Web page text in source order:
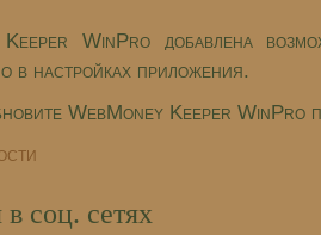
WinPro добавлена
в настройках приложения.
WebMoney Keeper WinPro
соц. сетях